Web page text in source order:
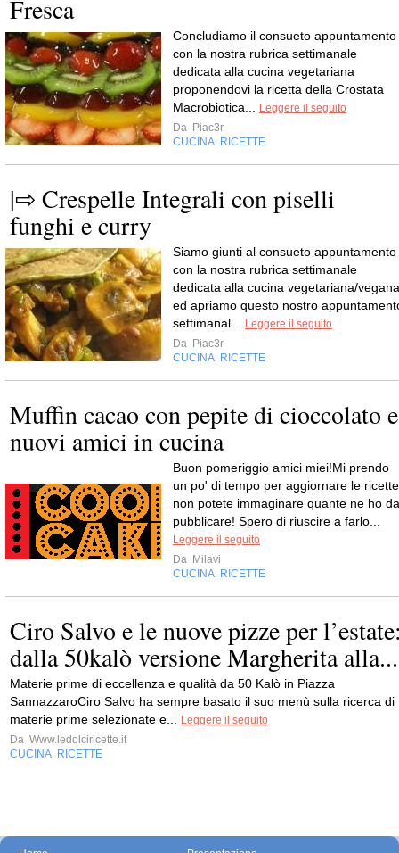
Fresca
Concludiamo il consueto appuntamento
con la nostra rubrica settimanale
dedicata alla cucina vegetariana
proponendovi la ricetta della Crostata
Macrobiotica...
Leggere il seguito
Da Piac3r
CUCINA RICETTE
|⇨ Crespelle Integrali con piselli
funghi e curry
Siamo giunti al consueto appuntamento
con la nostra rubrica settimanale
dedicata alla cucina vegetariana/vegana
ed apriamo questo nostro
settimanal...
Leggere il seguito
Da Piac3r
CUCINA RICETTE
Muffin cacao con pepite di cioccolato e
nuovi amici in cucina
Buon pomeriggio amici miei!Mi prendo
un po' di tempo per aggiornare le
non potete immaginare quante ne ho da
pubblicare! Spero di riuscire a farlo...
Leggere il seguito
Da Milavi
CUCINA RICETTE
Ciro Salvo e le nuove pizze per
dalla 50kalò versione Margherita alla...
Materie prime di eccellenza e qualità da 50 Kalò in Piazza
SannazzaroCiro Salvo ha sempre basato il suo menù sulla ricerca di
materie prime selezionate e...
Leggere il seguito
Da Www.ledolciricette.it
CUCINA RICETTE